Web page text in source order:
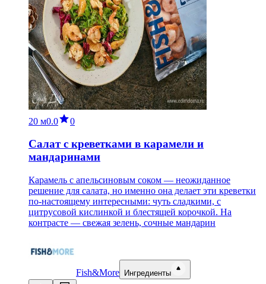
20 м0.0 0
Салат с креветками в карамели и
мандаринами
Карамель с апельсиновым соком — неожиданное
решение для салата, но именно она делает эти креветки
по-настоящему интересными: чуть сладкими, с
цитрусовой кислинкой и блестящей корочкой. На
контрасте — свежая зелень, сочные мандарин
Fish&More Ингредиенты